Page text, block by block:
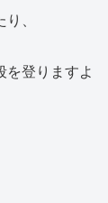
、
を登りますよ